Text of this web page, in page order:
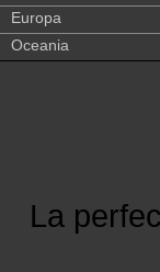
Europa
Oceania
La